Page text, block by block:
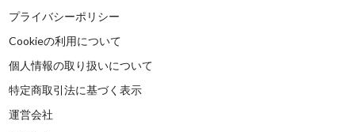
プライバシーポリシー
Cookieの利用について
個人情報の取り扱いについて
特定商取引法に基づく表示
運営会社